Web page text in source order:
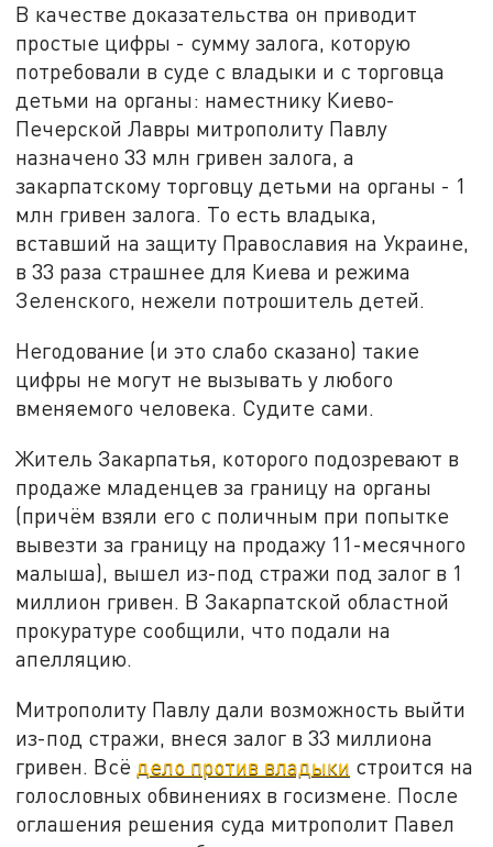
В качестве доказательства он приводит
простые цифры - сумму залога, которую
потребовали в суде с владыки и с торговца
детьми на органы: наместнику Киево-
Печерской Лавры митрополиту Павлу
назначено 33 млн гривен залога, а
закарпатскому торговцу детьми на органы - 1
млн гривен залога. То есть владыка,
вставший на защиту Православия на Украине,
в 33 раза страшнее для Киева и режима
Зеленского, нежели потрошитель детей.
Негодование (и это слабо сказано) такие
цифры не могут не вызывать у любого
вменяемого человека. Судите сами.
Житель Закарпатья, которого подозревают в
продаже младенцев за границу на органы
(причём взяли его с поличным при попытке
вывезти за границу на продажу 11-месячного
малыша), вышел из-под стражи под залог в 1
миллион гривен. В Закарпатской областной
прокуратуре сообщили, что подали на
апелляцию.
Митрополиту Павлу дали возможность выйти
из-под стражи, внеся залог в 33 миллиона
гривен. Всё дело против владыки строится на
голословных обвинениях в госизмене. После
оглашения решения суда митрополит Павел